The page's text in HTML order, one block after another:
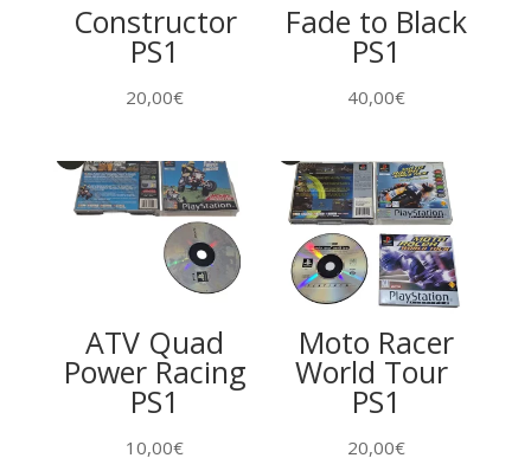
Constructor
PS1
20,00€
Fade to Black
PS1
40,00€
ATV Quad
Power Racing
PS1
10,00€
Moto Racer
World Tour ​
PS1
20,00€